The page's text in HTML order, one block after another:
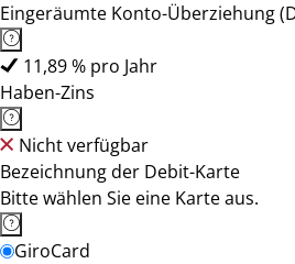
Eingeräumte Konto-Überziehung
11,89 % pro Jahr
Haben-Zins
Nicht verfügbar
Bezeichnung der Debit-Karte
Bitte wählen Sie eine Karte aus.
GiroCard